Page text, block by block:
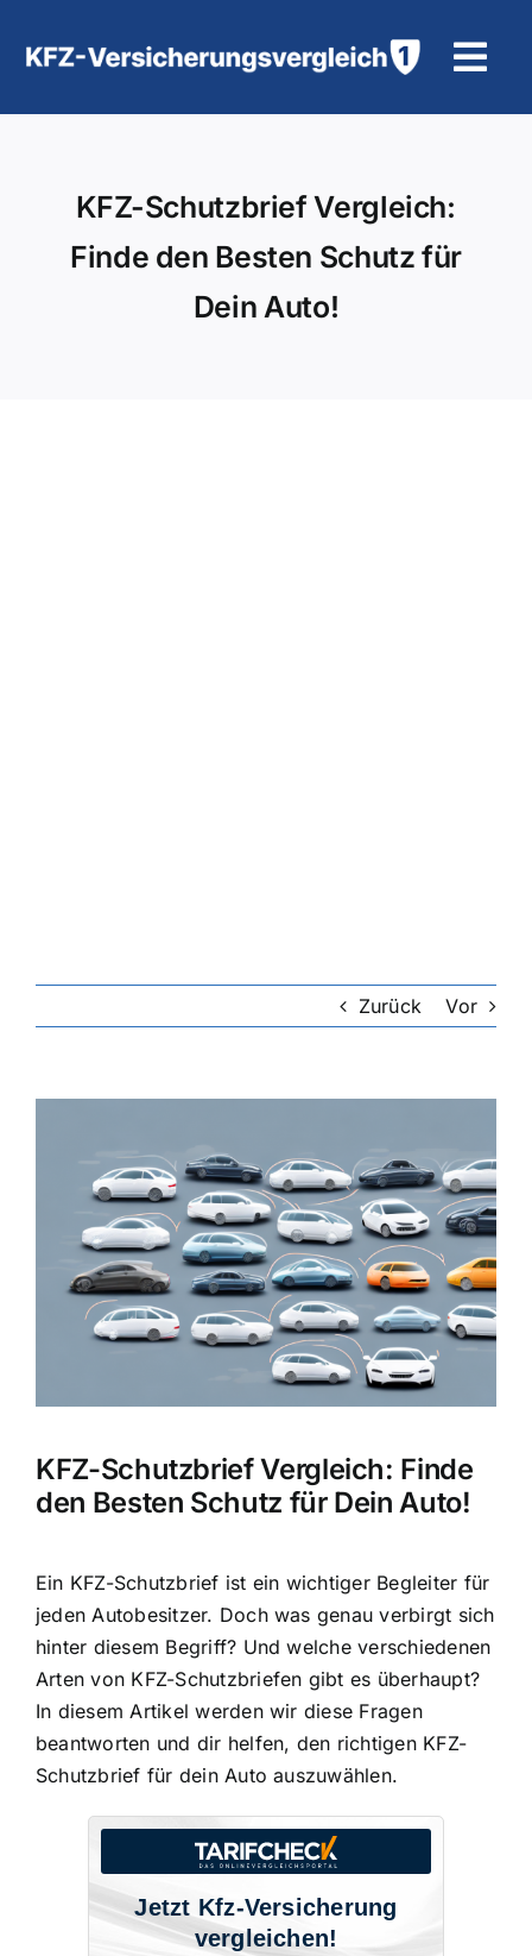
Inhalt
Motorradversicherung
KFZ-Schutzbrief Vergleich:
Finde den Besten Schutz für
Dein Auto!
Zurück Vor
KFZ-Schutzbrief Vergleich: Finde
den Besten Schutz für Dein Auto!
Ein KFZ-Schutzbrief ist ein wichtiger Begleiter für
jeden Autobesitzer. Doch was genau verbirgt sich
hinter diesem Begriff? Und welche verschiedenen
Arten von KFZ-Schutzbriefen gibt es überhaupt?
In diesem Artikel werden wir diese Fragen
beantworten und dir helfen, den richtigen KFZ-
Schutzbrief für dein Auto auszuwählen.
Jetzt Kfz-Versicherung
vergleichen!